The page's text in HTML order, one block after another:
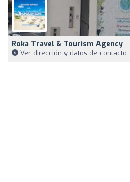
Roka Travel & Tourism Agency
Ver dirección y datos de contacto